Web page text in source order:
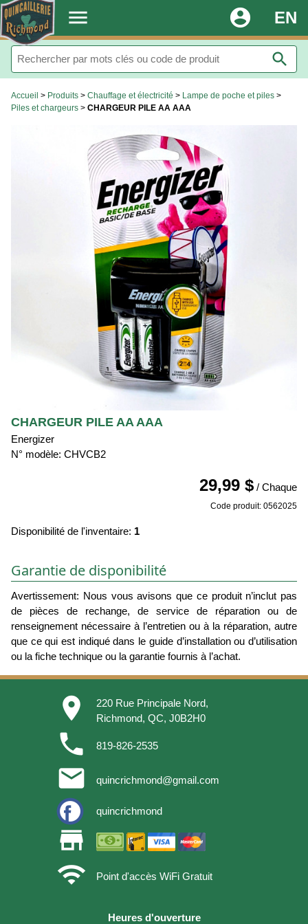
. menu EN
account_circle
search
Accueil > Produits > Chauffage et électricité > Lampe de poche et piles >
Piles et chargeurs > CHARGEUR PILE AA AAA
CHARGEUR PILE AA AAA
Energizer
N° modèle: CHVCB2
29,99 $ / Chaque
Code produit: 0562025
Disponibilité de l'inventaire: 1
Garantie de disponibilité
Avertissement: Nous vous avisons que ce produit n’inclut pas
de pièces de rechange, de service de réparation ou de
renseignement nécessaire à l’entretien ou à la réparation, autre
que ce qui est indiqué dans le guide d’installation ou d’utilisation
ou la fiche technique ou la garantie fournis à l’achat.
place
220 Rue Principale Nord,
Richmond, QC, J0B2H0
phone 819-826-2535
email quincrichmond@gmail.com
quincrichmond
store
wifi
Point d'accès WiFi Gratuit
Heures d'ouverture